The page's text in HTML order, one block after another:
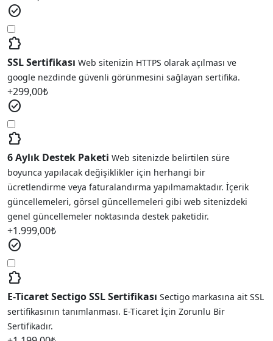
check_circle
extension
SSL Sertifikası Web sitenizin HTTPS olarak açılması ve
google nezdinde güvenli görünmesini sağlayan sertifika.
+299,00₺
check_circle
extension
6 Aylık Destek Paketi Web sitenizde belirtilen süre
boyunca yapılacak değişiklikler için herhangi bir
ücretlendirme veya faturalandırma yapılmamaktadır. İçerik
güncellemeleri, görsel güncellemeleri gibi web sitenizdeki
genel güncellemeler noktasında destek paketidir.
+1.999,00₺
check_circle
extension
E-Ticaret Sectigo SSL Sertifikası Sectigo markasına ait SSL
sertifikasının tanımlanması. E-Ticaret İçin Zorunlu Bir
Sertifikadır.